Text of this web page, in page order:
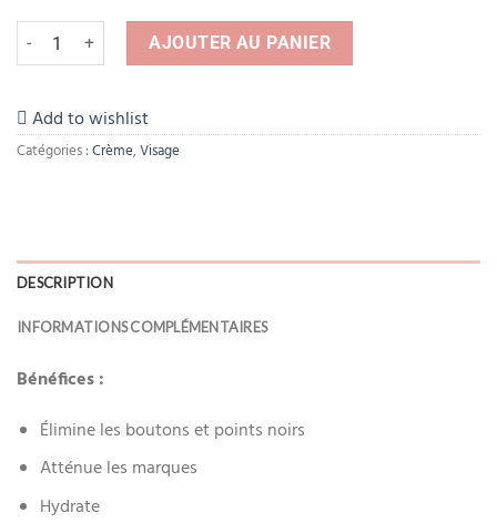
quantité de Bioderma Sébium Global – 30 ml
AJOUTER AU PANIER
Add to wishlist
Catégories :Crème,Visage
DESCRIPTION
INFORMATIONS COMPLÉMENTAIRES
Bénéfices :
Élimine les boutons et points noirs
Atténue les marques
Hydrate